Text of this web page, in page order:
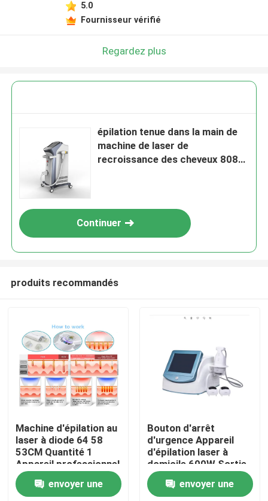
Maison
Produits
Vidéos
5.0
Fournisseur vérifié
Regardez plus
épilation tenue dans la main de
machine de laser de
recroissance des cheveux 808
Continuer
produits recommandés
Machine d'épilation au
laser à diode 64 58
53CM Quantité 1
Appareil professionnel
à fonction d'épilation
rapide pour clinique et
envoyer une
Bouton d'arrêt
d'urgence Appareil
d'épilation laser à
domicile 600W Sortie
énergétique efficace
Système de réduction
envoyer une